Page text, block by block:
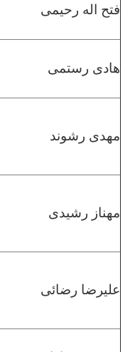
فتح اله رحیمی
هادی رستمی
مهدی رشوند
مهناز رشیدی
علیرضا رضائی